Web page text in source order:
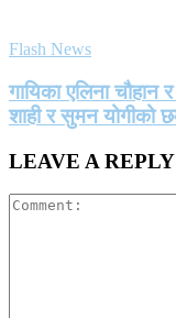
Flash News
गायिका एलिना चौहान
शाही र सुमन योगीको
LEAVE A REPLY